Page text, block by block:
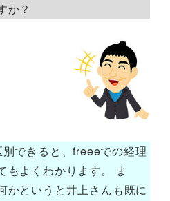
か？
できると、freeeでの経理
もよくわかります。 ま
かというと井上さんも既に